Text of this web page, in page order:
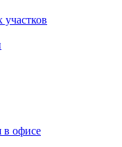
участков
в офисе